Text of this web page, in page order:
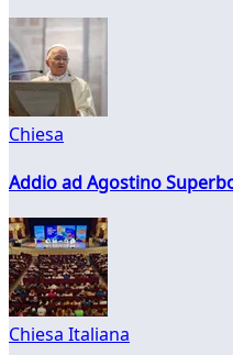
Chiesa
Addio ad Agostino
Chiesa Italiana